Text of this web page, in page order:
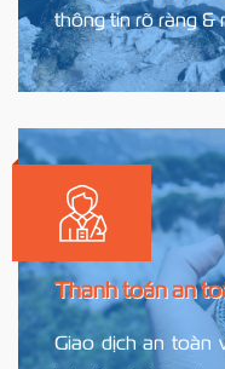
thông tin rõ ràng &
Thanh toán an
Giao dịch an toàn